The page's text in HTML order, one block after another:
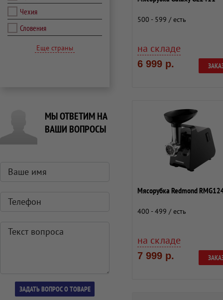
Чехия
Словения
Еще страны
МЫ ОТВЕТИМ НА
ВАШИ ВОПРОСЫ
500 - 599 / есть
на складе
6 999 р.
Мясорубка Redmond
400 - 499 / есть
на складе
7 999 р.